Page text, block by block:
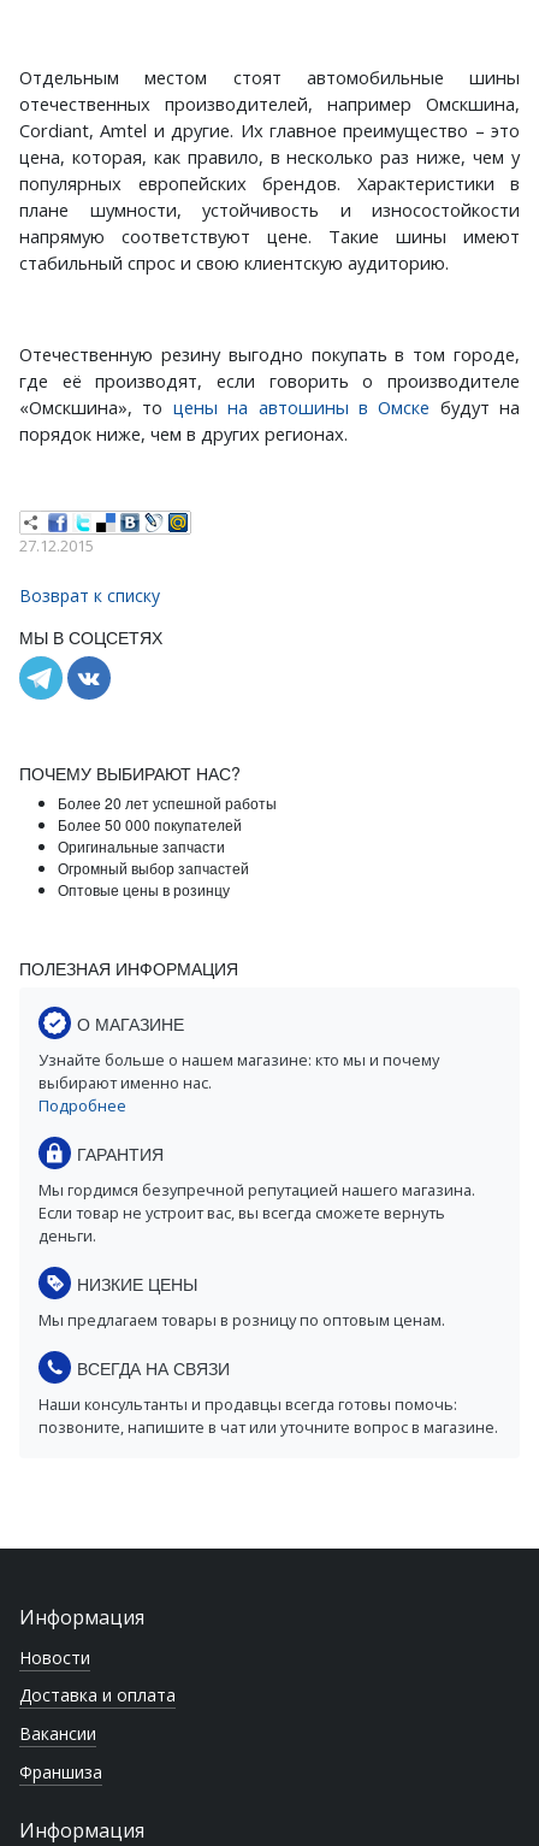
Отдельным местом стоят автомобильные шины
отечественных производителей, например Омскшина,
Cordiant, Amtel и другие. Их главное преимущество – это
цена, которая, как правило, в несколько раз ниже, чем у
популярных европейских брендов. Характеристики в
плане шумности, устойчивость и износостойкости
напрямую соответствуют цене. Такие шины имеют
стабильный спрос и свою клиентскую аудиторию.
Отечественную резину выгодно покупать в том городе,
где её производят, если говорить о производителе
«Омскшина», то цены на автошины в Омске будут на
порядок ниже, чем в других регионах.
27.12.2015
Возврат к списку
МЫ В СОЦСЕТЯХ
ПОЧЕМУ ВЫБИРАЮТ НАС?
Более 20 лет успешной работы
Более 50 000 покупателей
Оригинальные запчасти
Огромный выбор запчастей
Оптовые цены в розинцу
ПОЛЕЗНАЯ ИНФОРМАЦИЯ
О МАГАЗИНЕ
Узнайте больше о нашем магазине: кто мы и почему
выбирают именно нас.
Подробнее
ГАРАНТИЯ
Мы гордимся безупречной репутацией нашего магазина.
Если товар не устроит вас, вы всегда сможете вернуть
деньги.
НИЗКИЕ ЦЕНЫ
Мы предлагаем товары в розницу по оптовым ценам.
ВСЕГДА НА СВЯЗИ
Наши консультанты и продавцы всегда готовы помочь:
позвоните, напишите в чат или уточните вопрос в магазине.
Информация
Новости
Доставка и оплата
Вакансии
Франшиза
Информация